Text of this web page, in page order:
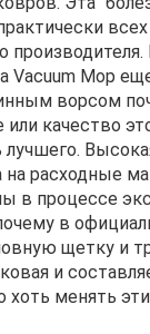
производителя.
Vacuum Mop
ворсом
качество
на расходные
в процессе
в
щетку и
и
хоть менять